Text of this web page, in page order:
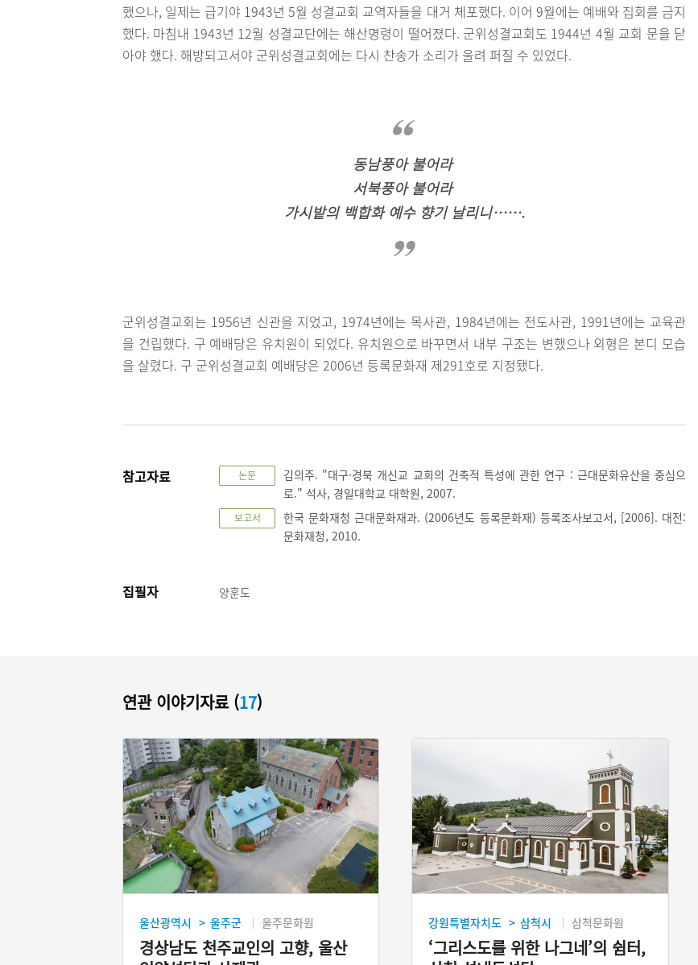
했으나, 일제는 급기야 1943년 5월 성결교회 교역자들을 대거 체포했다. 이어 9월에는 예배와 집회를 금지
했다. 마침내 1943년 12월 성결교단에는 해산명령이 떨어졌다. 군위성결교회도 1944년 4월 교회 문을 닫
아야 했다. 해방되고서야 군위성결교회에는 다시 찬송가 소리가 울려 퍼질 수 있었다.
동남풍아 불어라
서북풍아 불어라
가시밭의 백합화 예수 향기 날리니…….
군위성결교회는 1956년 신관을 지었고, 1974년에는 목사관, 1984년에는 전도사관, 1991년에는 교육관
을 건립했다. 구 예배당은 유치원이 되었다. 유치원으로 바꾸면서 내부 구조는 변했으나 외형은 본디 모습
을 살렸다. 구 군위성결교회 예배당은 2006년 등록문화재 제291호로 지정됐다.
참고자료 논문
김의주. "대구·경북 개신교 교회의 건축적 특성에 관한 연구 : 근대문화유산을 중심으
로." 석사, 경일대학교 대학원, 2007.
보고서
한국 문화재청 근대문화재과. (2006년도 등록문화재) 등록조사보고서, [2006]. 대전:
문화재청, 2010.
집필자 양훈도
연관 이야기자료 (17)
울산광역시 > 울주군 울주문화원
경상남도 천주교인의 고향, 울산
강원특별자치도 > 삼척시 삼척문화원
‘그리스도를 위한 나그네’의 쉼터,